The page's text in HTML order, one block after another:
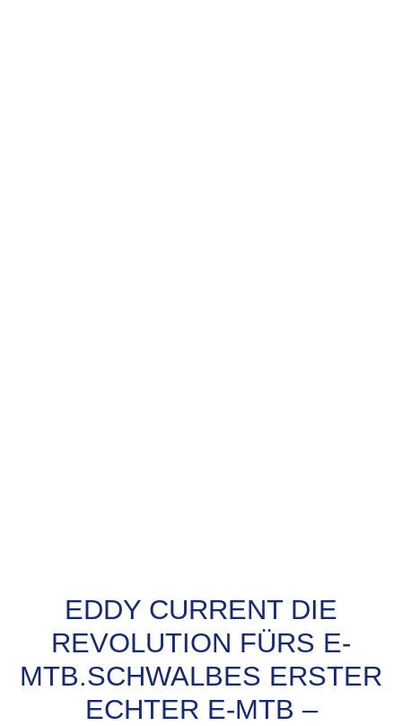
EDDY CURRENT DIE
REVOLUTION FÜRS E-
MTB.SCHWALBES ERSTER
ECHTER E-MTB –